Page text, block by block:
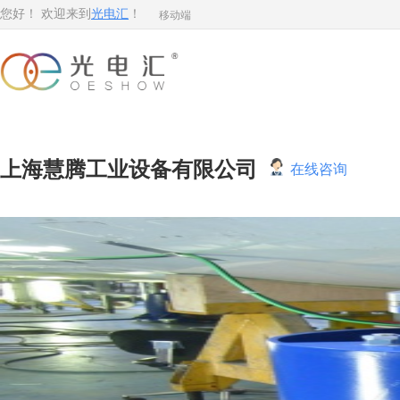
您好！ 欢迎来到 光电汇 ！ 移动端
上海慧腾工业设备有限公司 在线咨询